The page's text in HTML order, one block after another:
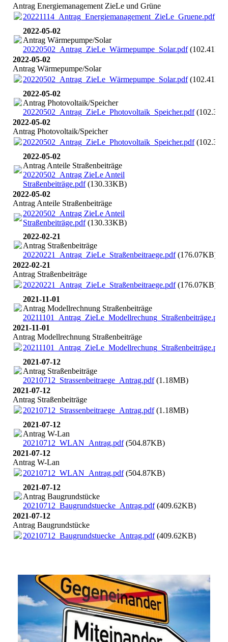
Antrag Energiemanagement ZieLe und Grüne
20221114_Antrag_Energiemanagement_ZieLe_Gruene.pdf
2022-05-02
Antrag Wärmepumpe/Solar
20220502_Antrag_ZieLe_Wärmepumpe_Solar.pdf
2022-05-02
Antrag Wärmepumpe/Solar
20220502_Antrag_ZieLe_Wärmepumpe_Solar.pdf
2022-05-02
Antrag Photovoltaik/Speicher
20220502_Antrag_ZieLe_Photovoltaik_Speicher.pdf
2022-05-02
Antrag Photovoltaik/Speicher
20220502_Antrag_ZieLe_Photovoltaik_Speicher.pdf
2022-05-02
Antrag Anteile Straßenbeiträge
20220502_Antrag ZieLe Anteil
Straßenbeiträge.pdf(130.33KB)
2022-05-02
Antrag Anteile Straßenbeiträge
20220502_Antrag ZieLe Anteil
Straßenbeiträge.pdf(130.33KB)
2022-02-21
Antrag Straßenbeiträge
20220221_Antrag_ZieLe_Straßenbeitraege.pdf(176.07KB)
2022-02-21
Antrag Straßenbeiträge
20220221_Antrag_ZieLe_Straßenbeitraege.pdf(176.07KB)
2021-11-01
Antrag Modellrechnung Straßenbeiträge
20211101_Antrag_ZieLe_Modellrechung_Straßenbeiträge.pdf
2021-11-01
Antrag Modellrechnung Straßenbeiträge
20211101_Antrag_ZieLe_Modellrechung_Straßenbeiträge.pdf
2021-07-12
Antrag Straßenbeiträge
20210712_Strassenbeitraege_Antrag.pdf(1.18MB)
2021-07-12
Antrag Straßenbeiträge
20210712_Strassenbeitraege_Antrag.pdf(1.18MB)
2021-07-12
Antrag W-Lan
20210712_WLAN_Antrag.pdf(504.87KB)
2021-07-12
Antrag W-Lan
20210712_WLAN_Antrag.pdf(504.87KB)
2021-07-12
Antrag Baugrundstücke
20210712_Baugrundstuecke_Antrag.pdf(409.62KB)
2021-07-12
Antrag Baugrundstücke
20210712_Baugrundstuecke_Antrag.pdf(409.62KB)